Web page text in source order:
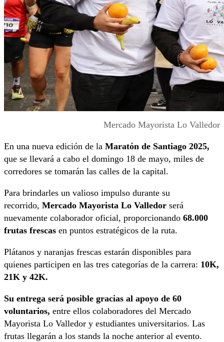
Mercado Mayorista Lo Valledor
En una nueva edición de la Maratón de Santiago 2025,
que se llevará a cabo el domingo 18 de mayo, miles de
corredores se tomarán las calles de la capital.
Para brindarles un valioso impulso durante su
recorrido, Mercado Mayorista Lo Valledor será
nuevamente colaborador oficial, proporcionando 68.000
frutas frescas en puntos estratégicos de la ruta.
Plátanos y naranjas frescas estarán disponibles para
quienes participen en las tres categorías de la carrera: 10K,
21K y 42K.
Su entrega será posible gracias al apoyo de 60
voluntarios, entre ellos colaboradores del Mercado
Mayorista Lo Valledor y estudiantes universitarios. Las
frutas llegarán a los stands la noche anterior al evento.